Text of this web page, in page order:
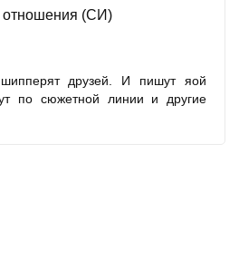
отношения (СИ)
друзей. И пишут яой
по сюжетной линии и другие